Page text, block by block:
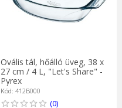
Ovális tál, hőálló üveg, 38 x
27 cm / 4 L, "Let's Share" -
Pyrex
Kód: 412B000
(0)